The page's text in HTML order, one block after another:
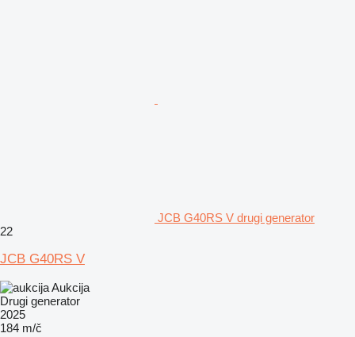
JCB G40RS V drugi generator
22
JCB G40RS V
Aukcija
Drugi generator
2025
184 m/č